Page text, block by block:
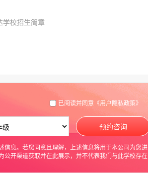
学校招生简章
已阅读并同意 《用户隐私政策》
信息。若您同意且理解，上述信息将用于本公司为您进
开渠道获取并在此展示，并不代表我们与此学校存在
预约咨询